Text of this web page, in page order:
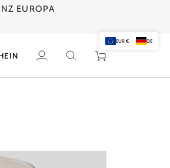
EUROPA
Mein
Suchen Einkaufswagen
EUR € DE